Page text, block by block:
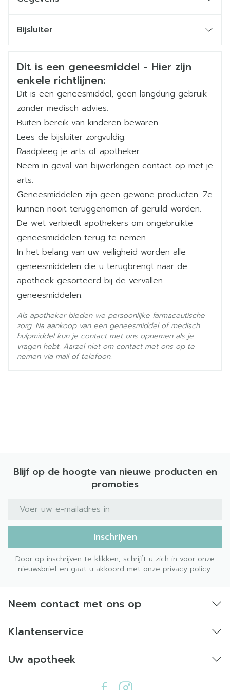
waterafdrijvende middelen (die de urineproductie
bloeddrukverlagende middelen,
remmers van het centraal zenuwstelsel,
depressies,
amifostine,
acetylsalicylzuur.
hartversnelling,
hartkloppingen (abnormaal snelle kloppingen van
het hart),
misselijkheid,
duizeligheid,
warmteopwellingen.
blauw worden,
ademhalingsmoeilijkheden,
een te trage hartslag,
braken,
het rood worden van de huid, al dan niet
gepaard met jeuk, branderig gevoel of irritatie
komen zelden voor.
bewustzijnsverlies (syncope)
®
Max. dosis: 15 mg gedurende 16 uur per dag
De beschermende film verwijderen en de pleister
Aanbrengen op een zuivere droge intacte huid
De pleister blijft gedurende 16 uur op het lichaam
gekleefd, waarbij hij voor de resterende 8 uur
wordt verwijderd
De pleister moet dagelijks worden vervangen
Nieuwe pleisters voor transdermaal gebruik niet
gedurende verschillende dagen op dezelfde
plaats aanbrengen
Merken Viatris
Breedte 81 mm
Lengte 102 mm
Diepte 30 mm
Hoeveelheid
Verpakking
30
Actieve
Ingrediënten
nitroglycerine
Behoud
Kamertemperatuur (15°C -
25°C)
Bijsluiter
Veiligheidsinformatie
Dit is een geneesmiddel - Hier zijn
enkele richtlijnen:
Dit is een geneesmiddel, geen langdurig gebruik
zonder medisch advies.
Buiten bereik van kinderen bewaren.
Lees de bijsluiter zorgvuldig.
Raadpleeg je arts of apotheker.
Neem in geval van bijwerkingen contact op met je
arts.
Geneesmiddelen zijn geen gewone producten. Ze
kunnen nooit teruggenomen of geruild worden.
De wet verbiedt apothekers om ongebruikte
geneesmiddelen terug te nemen.
In het belang van uw veiligheid worden alle
geneesmiddelen die u terugbrengt naar de
apotheek gesorteerd bij de vervallen
geneesmiddelen.
Als apotheker bieden we persoonlijke farmaceutische
zorg. Na aankoop van een geneesmiddel of medisch
hulpmiddel kun je contact met ons opnemen als je
vragen hebt. Aarzel niet om contact met ons op te
nemen via mail of telefoon.
Blijf op de hoogte van nieuwe producten en
promoties
E-mail adres
Inschrijven
Door op inschrijven te klikken, schrijft u zich in voor onze
nieuwsbrief en gaat u akkoord met onze privacy policy.
Neem contact met ons op
Klantenservice
Uw apotheek